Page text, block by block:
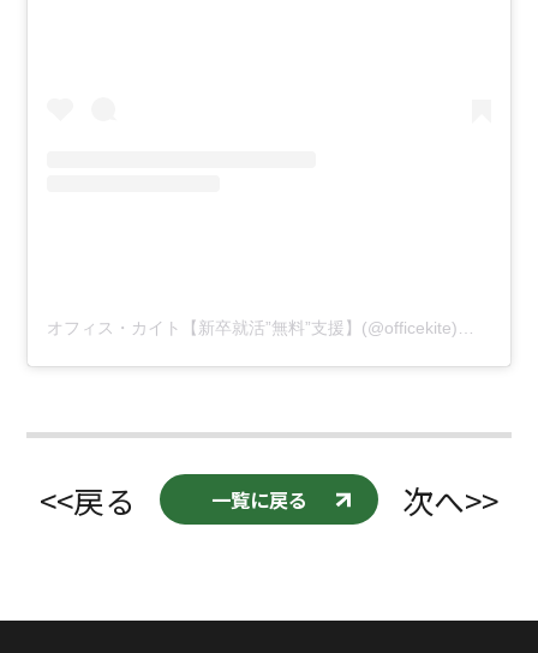
オフィス・カイト【新卒就活”無料”支援】(@officekite)がシェアした投稿
<<戻る 一覧に戻る 次へ>>